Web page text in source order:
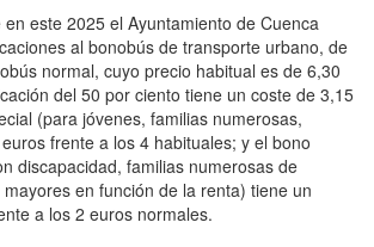
este 2025 el Ayuntamiento de Cuenca
al bonobús de transporte urbano, de
normal, cuyo precio habitual es de 6,30
del 50 por ciento tiene un coste de 3,15
(para jóvenes, familias numerosas,
frente a los 4 habituales; y el bono
discapacidad, familias numerosas de
en función de la renta) tiene un
a los 2 euros normales.